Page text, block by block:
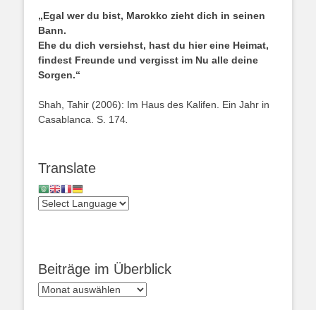
„Egal wer du bist, Marokko zieht dich in seinen
Bann.
Ehe du dich versiehst, hast du hier eine Heimat,
findest Freunde und vergisst im Nu alle deine
Sorgen.“
Shah, Tahir (2006): Im Haus des Kalifen. Ein Jahr in
Casablanca. S. 174
Translate
Beiträge im Überblick
Beiträge